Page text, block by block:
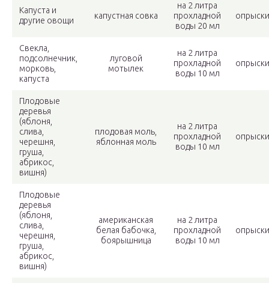
Капуста и
другие овощи
капустная совка
на 2 литра
прохладной
воды 20 мл
Свекла,
подсолнечник,
морковь,
капуста
луговой
мотылек
на 2 литра
прохладной
воды 10 мл
Плодовые
деревья
(яблоня,
слива,
черешня,
груша,
абрикос,
вишня)
плодовая моль,
яблонная моль
на 2 литра
прохладной
воды 10 мл
Плодовые
деревья
(яблоня,
слива,
черешня,
груша,
абрикос,
вишня)
американская
белая бабочка,
боярышница
на 2 литра
прохладной
воды 10 мл